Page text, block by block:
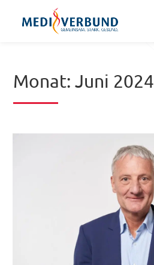
Monat:Juni 2024